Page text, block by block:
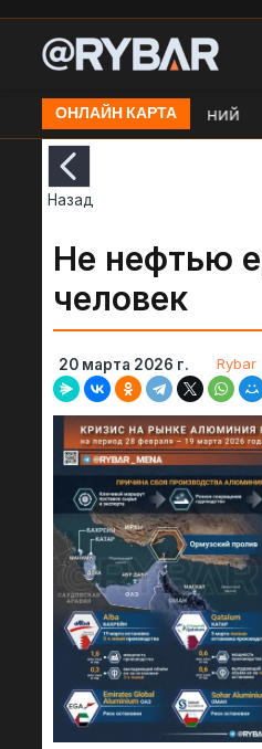
ОНЛАЙН КАРТА
Уразово - Дальний
Назад
Не нефтью
человек
20 марта 2026 г. Rybar